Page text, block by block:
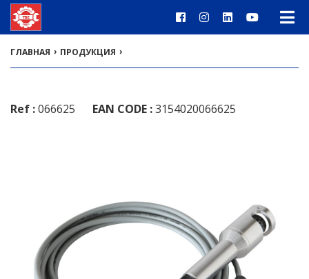
ГЛАВНАЯ › ПРОДУКЦИЯ ›
Ref :066625 EAN CODE :3154020066625